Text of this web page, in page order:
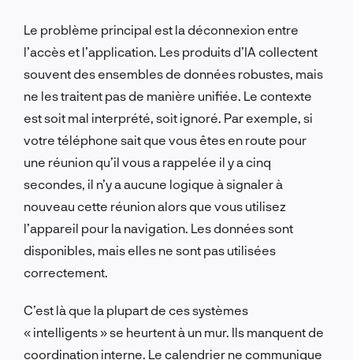
Le problème principal est la déconnexion entre
l’accès et l’application. Les produits d’IA collectent
souvent des ensembles de données robustes, mais
ne les traitent pas de manière unifiée. Le contexte
est soit mal interprété, soit ignoré. Par exemple, si
votre téléphone sait que vous êtes en route pour
une réunion qu’il vous a rappelée il y a cinq
secondes, il n’y a aucune logique à signaler à
nouveau cette réunion alors que vous utilisez
l’appareil pour la navigation. Les données sont
disponibles, mais elles ne sont pas utilisées
correctement.
C’est là que la plupart de ces systèmes
« intelligents » se heurtent à un mur. Ils manquent de
coordination interne. Le calendrier ne communique